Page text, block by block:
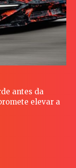
antes da
elevar a